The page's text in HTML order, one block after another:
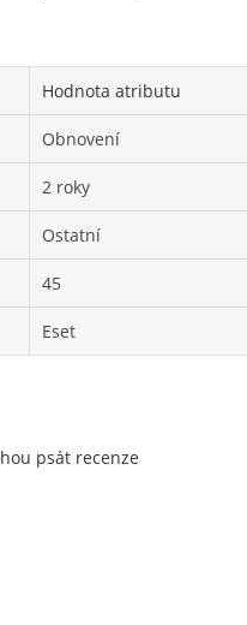
Hodnota atributu
Obnovení
2 roky
Ostatní
45
Eset
psát recenze